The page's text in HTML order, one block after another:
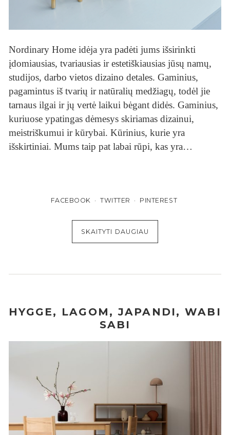
Nordinary Home idėja yra padėti jums išsirinkti
įdomiausias, tvariausias ir estetiškiausias jūsų namų,
studijos, darbo vietos dizaino detales. Gaminius,
pagamintus iš tvarių ir natūralių medžiagų, todėl jie
tarnaus ilgai ir jų vertė laikui bėgant didės. Gaminius,
kuriuose ypatingas dėmesys skiriamas dizainui,
meistriškumui ir kūrybai. Kūrinius, kurie yra
išskirtiniai. Mums taip pat labai rūpi, kas yra…
FACEBOOK TWITTER PINTEREST
SKAITYTI DAUGIAU
HYGGE, LAGOM, JAPANDI, WABI
SABI